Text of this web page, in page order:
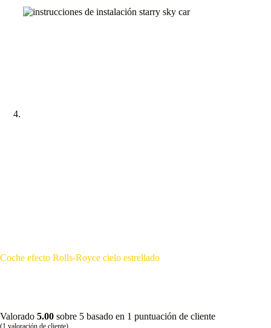
Coche efecto Rolls-Royce cielo estrellado
Valorado 5.00 sobre 5 basado en 1 puntuación de cliente
(1 valoración de cliente)